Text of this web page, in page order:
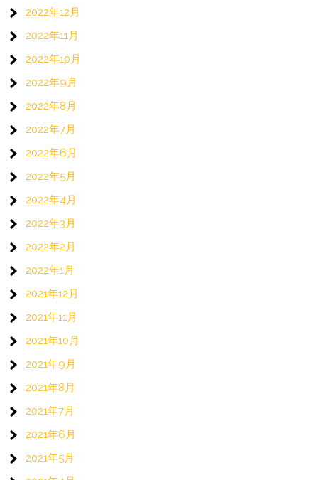
2022年12月
2022年11月
2022年10月
2022年9月
2022年8月
2022年7月
2022年6月
2022年5月
2022年4月
2022年3月
2022年2月
2022年1月
2021年12月
2021年11月
2021年10月
2021年9月
2021年8月
2021年7月
2021年6月
2021年5月